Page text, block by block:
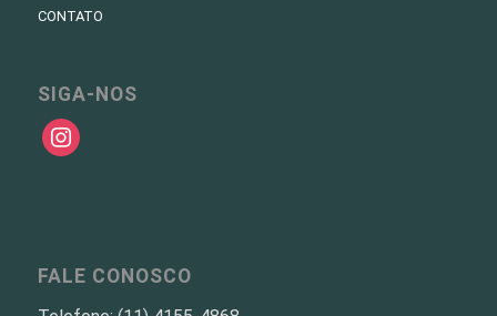
CONTATO
SIGA-NOS
instagram
FALE CONOSCO